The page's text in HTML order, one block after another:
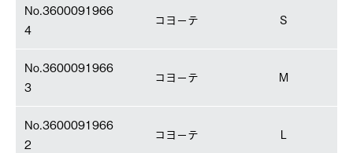
No.3600091966
4
コヨーテ S
No.3600091966
3
コヨーテ M
No.3600091966
2
コヨーテ L